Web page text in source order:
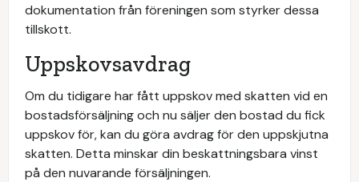
dokumentation från föreningen som styrker dessa
tillskott.
Uppskovsavdrag
Om du tidigare har fått uppskov med skatten vid en
bostadsförsäljning och nu säljer den bostad du fick
uppskov för, kan du göra avdrag för den uppskjutna
skatten. Detta minskar din beskattningsbara vinst
på den nuvarande försäljningen.